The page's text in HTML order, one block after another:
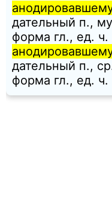
дательный п.,
форма гл., ед. ч.
дательный п.,
форма гл., ед. ч.